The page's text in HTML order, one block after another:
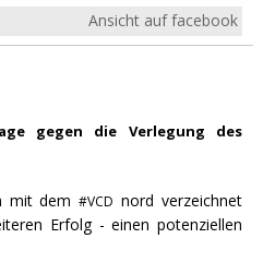
Ansicht auf facebook
gegen die Verlegung des
mit dem#VCD nord verzeichnet
Erfolg - einen potenziellen